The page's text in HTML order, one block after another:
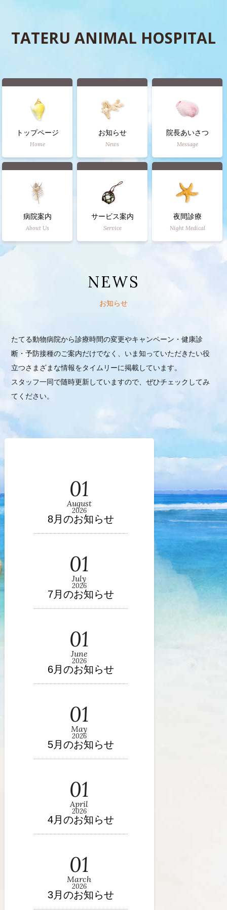
TATERU ANIMAL HOSPITAL
トップページ
Home
お知らせ
News
院長あいさつ
Message
病院案内
About Us
サービス案内
Service
夜間診療
Night Medical
NEWS
お知らせ
たてる動物病院から診療時間の変更やキャンペーン・健康診
断・予防接種のご案内だけでなく、いま知っていただきたい役
立つさまざまな情報をタイムリーに掲載しています。
スタッフ一同で随時更新していますので、ぜひチェックしてみ
てください。
01
August
2026
8月のお知らせ
01
July
2026
7月のお知らせ
01
June
2026
6月のお知らせ
01
May
2026
5月のお知らせ
01
April
2026
4月のお知らせ
01
March
2026
3月のお知らせ